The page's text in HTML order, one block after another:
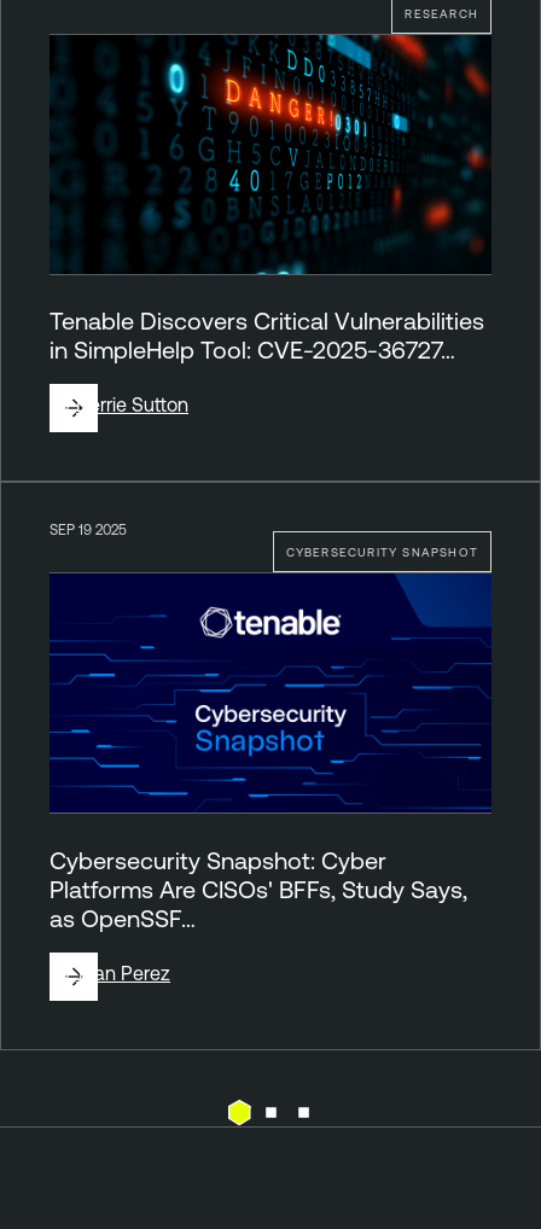
RESEARCH
Tenable Discovers Critical Vulnerabilities
in SimpleHelp Tool: CVE-2025-36727…
ByDerrie Sutton
CYBERSECURITY SNAPSHOT
SEP 19 2025
Cybersecurity Snapshot: Cyber
Platforms Are CISOs' BFFs, Study Says,
as OpenSSF…
ByJuan Perez